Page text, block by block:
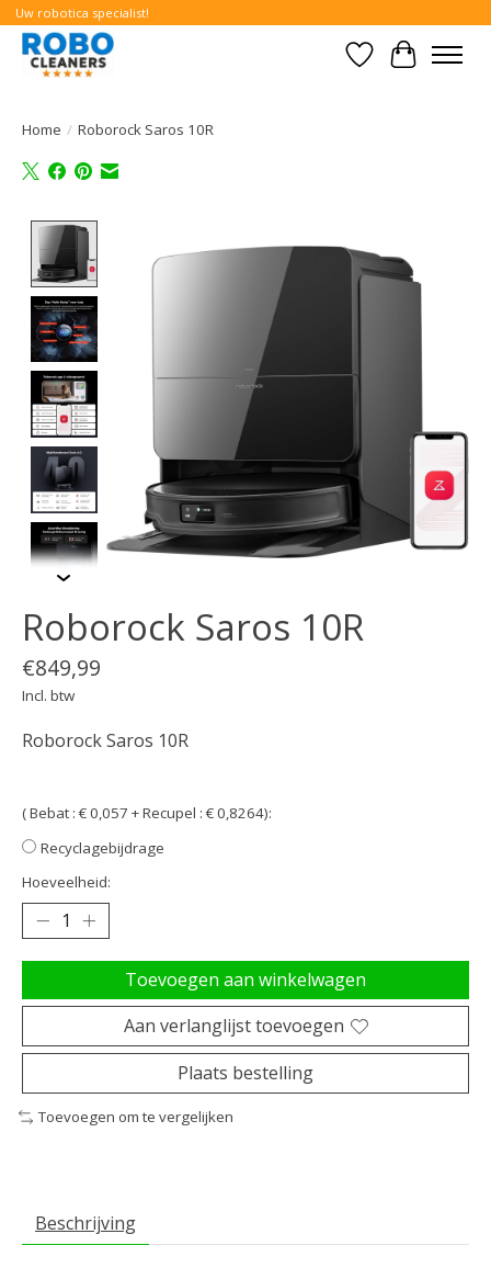
Uw robotica specialist!
Verlanglijst
Home / Roborock Saros 10R
Roborock Saros 10R
€849,99
Incl. btw
Roborock Saros 10R
( Bebat : € 0,057 + Recupel : € 0,8264):
Recyclagebijdrage
Hoeveelheid:
Toevoegen aan winkelwagen
Aan verlanglijst toevoegen
Plaats bestelling
Toevoegen om te vergelijken
Beschrijving